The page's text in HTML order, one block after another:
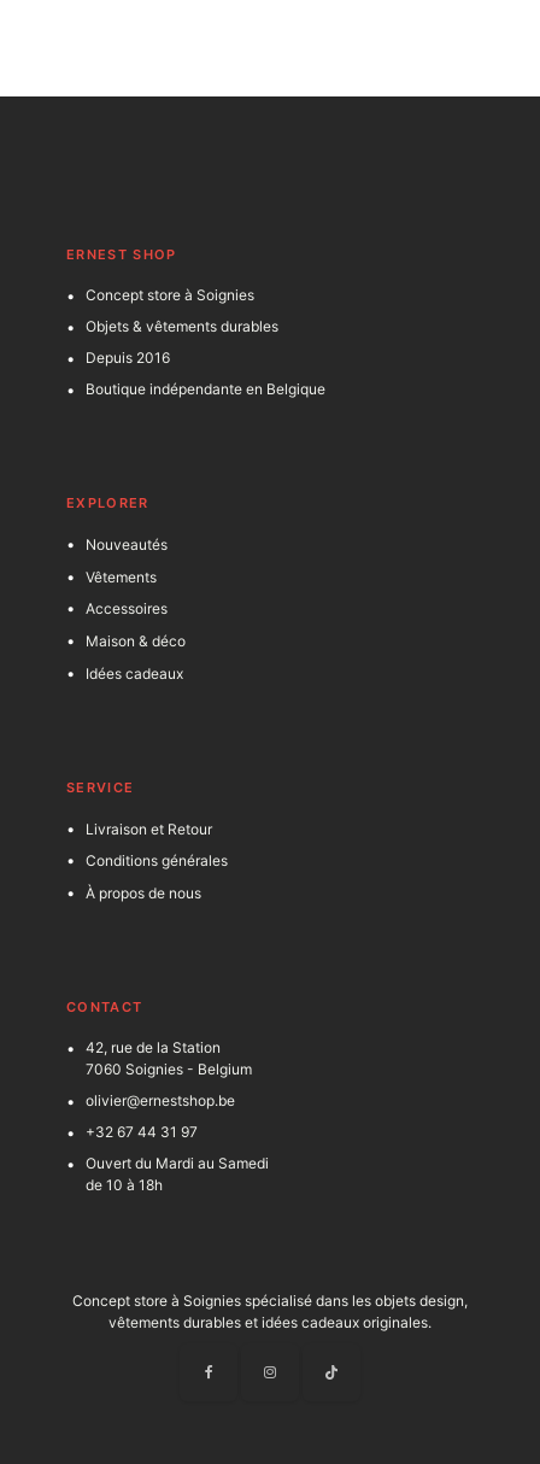
ERNEST SHOP
Concept store à Soignies
Objets & vêtements durables
Depuis 2016
Boutique indépendante en Belgique
EXPLORER
Nouveautés
Vêtements
Accessoires
Maison & déco
Idées cadeaux
SERVICE
Livraison et Retour
Conditions générales
À propos de nous
CONTACT
42, rue de la Station
7060 Soignies - Belgium
olivier@ernestshop.be
+32 67 44 31 97
Ouvert du Mardi au Samedi
de 10 à 18h
Concept store à Soignies spécialisé dans les objets design,
vêtements durables et idées cadeaux originales.